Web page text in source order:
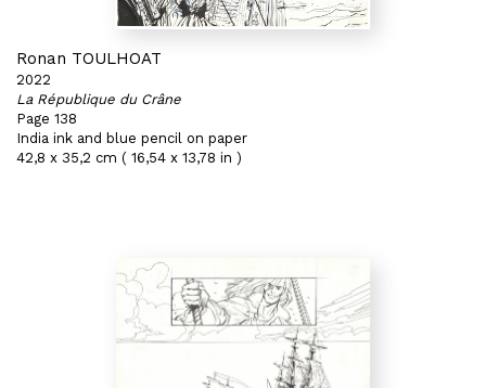
Ronan TOULHOAT
2022
La République du Crâne
Page 138
India ink and blue pencil on paper
42,8 x 35,2 cm ( 16,54 x 13,78 in )